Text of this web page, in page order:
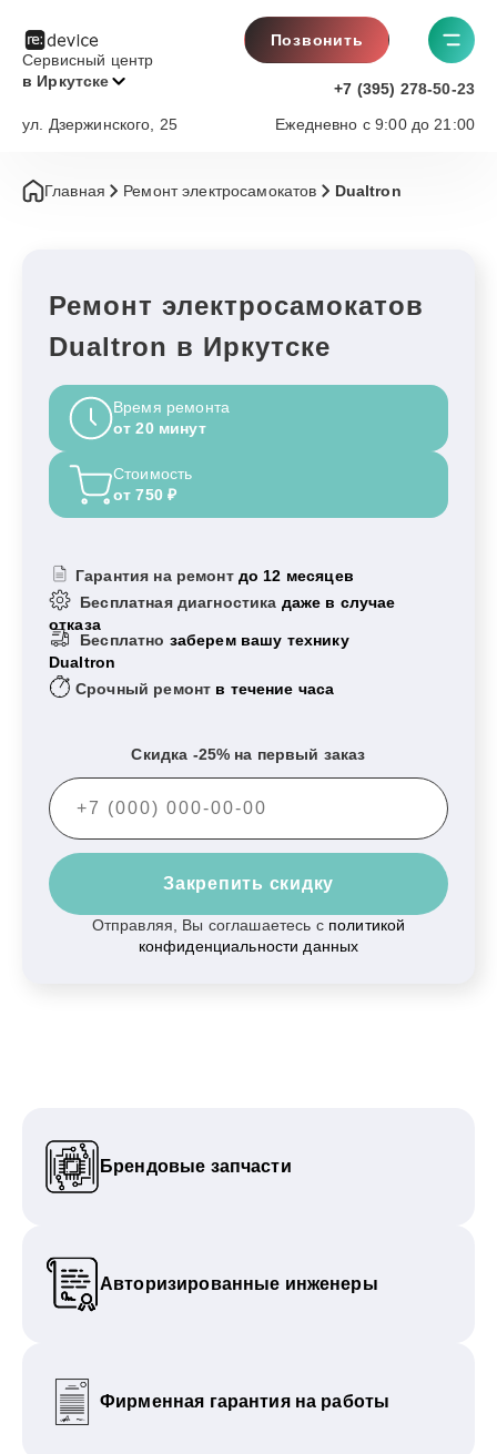
Сервисный центр
в Иркутске
Позвонить
+7 (395) 278-50-23
Ежедневно с 9:00 до 21:00
ул. Дзержинского, 25
Главная Ремонт электросамокатов Dualtron
Ремонт электросамокатов
Dualtron в Иркутске
Время ремонта
от 20 минут
Стоимость
от 750 ₽
Гарантия на ремонт до 12 месяцев
Бесплатная диагностика даже в случае
отказа
Бесплатно заберем вашу технику
Dualtron
Срочный ремонт в течение часа
Скидка -25% на первый заказ
Закрепить скидку
Отправляя, Вы соглашаетесь с политикой
конфиденциальности данных
Брендовые запчасти
Авторизированные инженеры
Фирменная гарантия на работы